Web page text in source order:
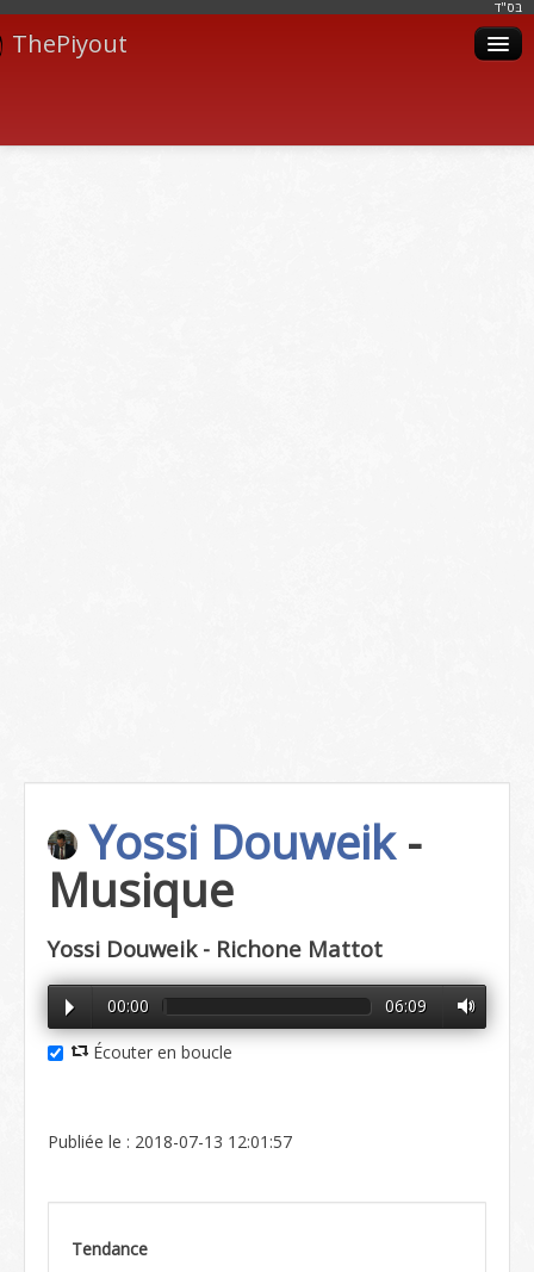
בּס"ד
ThePiyout
Yossi Douweik-
Musique
Yossi Douweik - Richone Mattot
00:00 06:09
Écouter en boucle
Publiée le : 2018-07-13 12:01:57
Tendance